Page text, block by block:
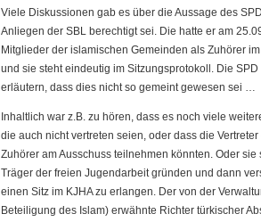
Viele Diskussionen gab es über die Aussage des
Anliegen der SBL berechtigt sei. Die hatte er am
Mitglieder der islamischen Gemeinden als Zuhörer
und sie steht eindeutig im Sitzungsprotokoll. Die
erläutern, dass dies nicht so gemeint gewesen sei …
Inhaltlich war z.B. zu hören, dass es noch viele
die auch nicht vertreten seien, oder dass die
Zuhörer am Ausschuss teilnehmen könnten. Oder
Träger der freien Jugendarbeit gründen und dann
einen Sitz im KJHA zu erlangen. Der von der
Beteiligung des Islam) erwähnte Richter türkischer